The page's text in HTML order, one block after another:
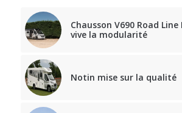
Chausson V690 Road
vive la modularité
Notin mise sur la qualité